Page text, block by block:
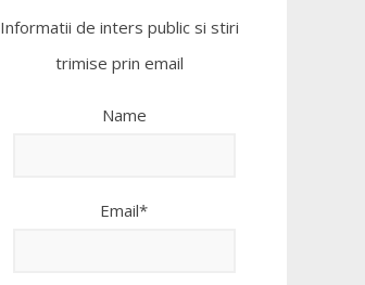
Informatii de inters public si stiri
trimise prin email
Name
Email*